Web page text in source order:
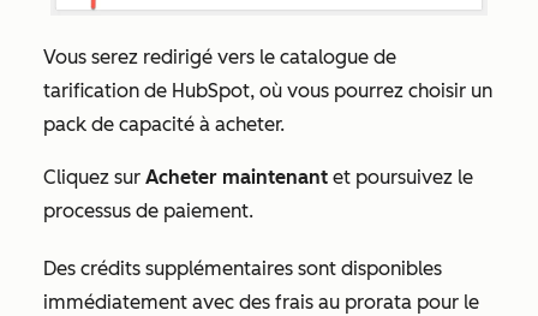
Vous serez redirigé vers le catalogue de
tarification de HubSpot, où vous pourrez choisir un
pack de capacité à acheter.
Cliquez sur Acheter maintenant et poursuivez le
processus de paiement.
Des crédits supplémentaires sont disponibles
immédiatement avec des frais au prorata pour le